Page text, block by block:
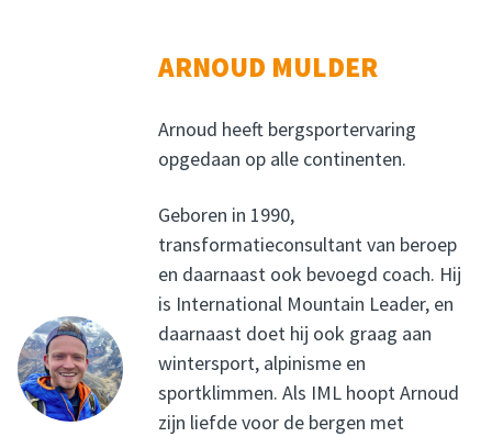
ARNOUD MULDER
Arnoud heeft bergsportervaring
opgedaan op alle continenten.
Geboren in 1990,
transformatieconsultant van beroep
en daarnaast ook bevoegd coach. Hij
is International Mountain Leader, en
daarnaast doet hij ook graag aan
wintersport, alpinisme en
sportklimmen. Als IML hoopt Arnoud
zijn liefde voor de bergen met